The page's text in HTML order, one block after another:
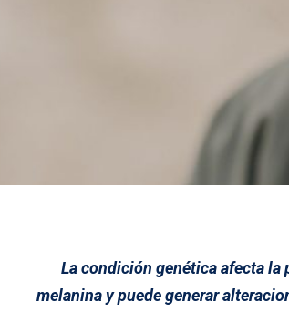
La condición genética afecta la
melanina y puede generar